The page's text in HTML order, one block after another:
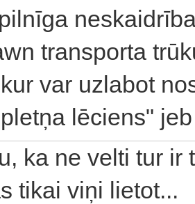
transporta
var uzlabot
lēciens"
ka ne velti tur
tikai viņi lietot...